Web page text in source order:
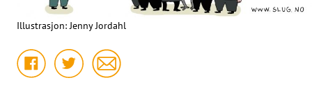
Illustrasjon: Jenny Jordahl